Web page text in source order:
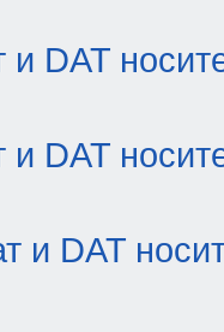
DAT
DAT
и DAT